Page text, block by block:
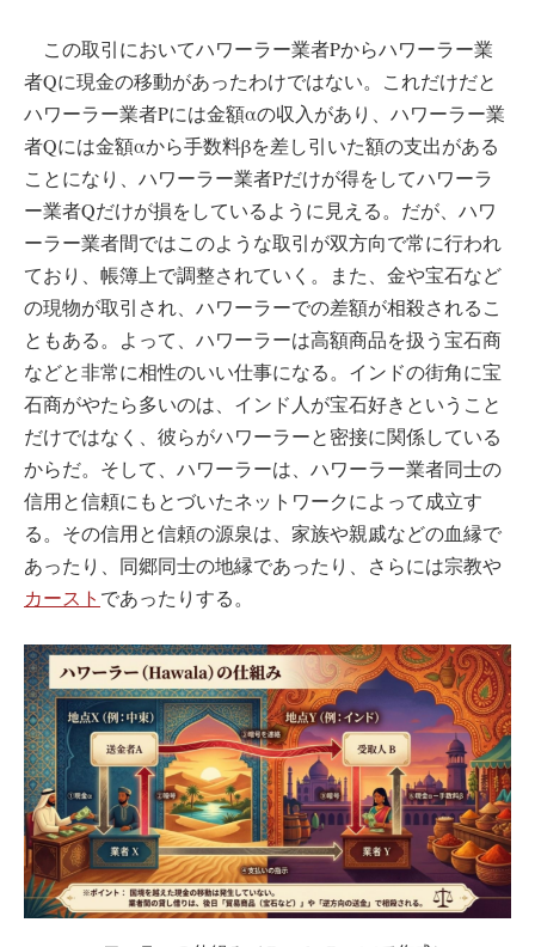
この取引においてハワーラー業者Pからハワーラー業
者Qに現金の移動があったわけではない。これだけだと
ハワーラー業者Pには金額αの収入があり、ハワーラー業
者Qには金額αから手数料βを差し引いた額の支出がある
ことになり、ハワーラー業者Pだけが得をしてハワーラ
ー業者Qだけが損をしているように見える。だが、ハワ
ーラー業者間ではこのような取引が双方向で常に行われ
ており、帳簿上で調整されていく。また、金や宝石など
の現物が取引され、ハワーラーでの差額が相殺されるこ
ともある。よって、ハワーラーは高額商品を扱う宝石商
などと非常に相性のいい仕事になる。インドの街角に宝
石商がやたら多いのは、インド人が宝石好きということ
だけではなく、彼らがハワーラーと密接に関係している
からだ。そして、ハワーラーは、ハワーラー業者同士の
信用と信頼にもとづいたネットワークによって成立す
る。その信用と信頼の源泉は、家族や親戚などの血縁で
あったり、同郷同士の地縁であったり、さらには宗教や
カースト であったりする。